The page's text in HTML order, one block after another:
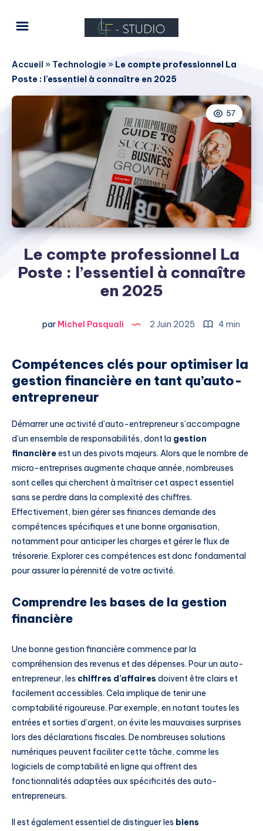
Accueil » Technologie » Le compte professionnel La
Poste : l’essentiel à connaître en 2025
57
Le compte professionnel La
Poste : l’essentiel à connaître
en 2025
par Michel Pasquali 2 Juin 2025 4 min
Compétences clés pour optimiser la
gestion financière en tant qu’auto-
entrepreneur
Démarrer une activité d’auto-entrepreneur s’accompagne
d’un ensemble de responsabilités, dont la gestion
financièreest un des pivots majeurs. Alors que le nombre de
micro-entreprises augmente chaque année, nombreuses
sont celles qui cherchent à maîtriser cet aspect essentiel
sans se perdre dans la complexité des chiffres.
Effectivement, bien gérer ses finances demande des
compétences spécifiques et une bonne organisation,
notamment pour anticiper les charges et gérer le flux de
trésorerie. Explorer ces compétences est donc fondamental
pour assurer la pérennité de votre activité.
Comprendre les bases de la gestion
financière
Une bonne gestion financière commence par la
compréhension des revenus et des dépenses. Pour un auto-
entrepreneur, les chiffres d’affaires doivent être clairs et
facilement accessibles. Cela implique de tenir une
comptabilité rigoureuse. Par exemple, en notant toutes les
entrées et sorties d’argent, on évite les mauvaises surprises
lors des déclarations fiscales. De nombreuses solutions
numériques peuvent faciliter cette tâche, comme les
logiciels de comptabilité en ligne qui offrent des
fonctionnalités adaptées aux spécificités des auto-
entrepreneurs.
Il est également essentiel de distinguer les biens